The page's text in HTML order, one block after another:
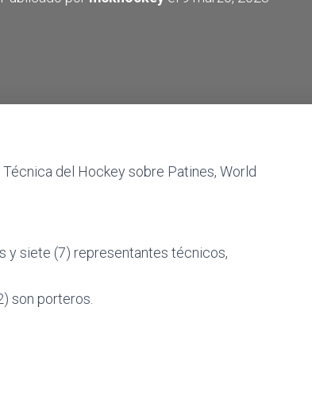
del Hockey sobre Patines, World
y siete (7) representantes técnicos,
son porteros.